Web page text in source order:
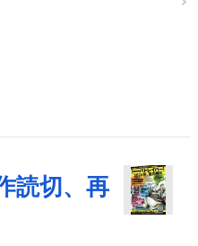
読切、再